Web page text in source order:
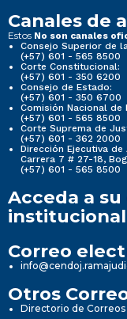
Canales de
Estos No son canales
Consejo Superior de
(+57) 601 - 565 8500
Corte Constitucional:
(+57) 601 - 350 6200
Consejo de Estado:
(+57) 601 - 350 6700
Comisión Nacional de
(+57) 601 - 565 8500
Corte Suprema de
(+57) 601 - 362 2000
Dirección Ejecutiva
Carrera 7 # 27-18,
(+57) 601 - 565 8500
Acceda a
institucional
Correo
Otros
Directorio de